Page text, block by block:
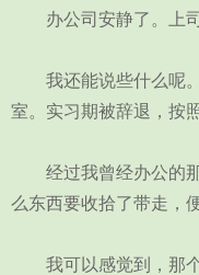
办公司安静了。上司
我还能说些什么呢。
室。实习期被辞退，按
经过我曾经办公的那
么东西要收拾了带走，
我可以感觉到，那个